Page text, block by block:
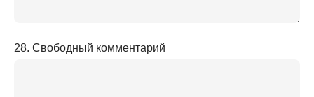
28. Свободный комментарий